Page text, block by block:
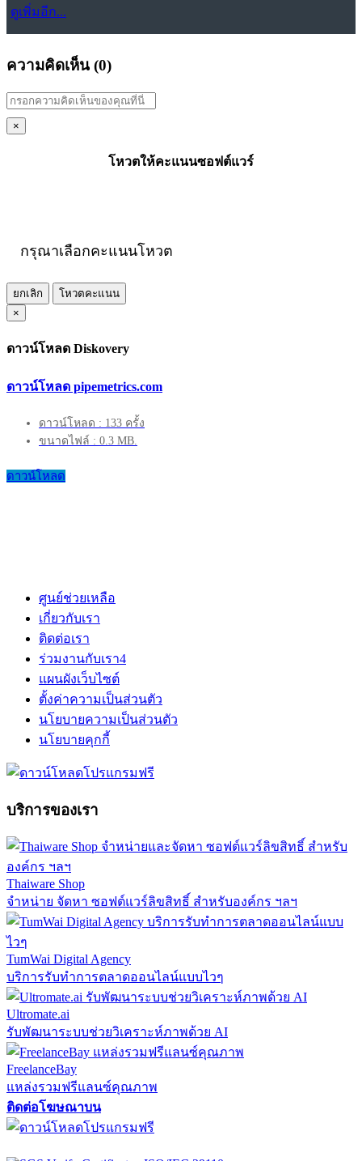
ดูเพิ่มอีก...
ความคิดเห็น (0)
×
โหวตให้คะแนนซอฟต์แวร์
กรุณาเลือกคะแนนโหวต
ยกเลิก
โหวตคะแนน
×
ดาวน์โหลด Diskovery
ดาวน์โหลด pipemetrics.com
ดาวน์โหลด : 133 ครั้ง
ขนาดไฟล์ : 0.3 MB.
ดาวน์โหลด
ศูนย์ช่วยเหลือ
เกี่ยวกับเรา
ติดต่อเรา
ร่วมงานกับเรา4
แผนผังเว็บไซต์
ตั้งค่าความเป็นส่วนตัว
นโยบายความเป็นส่วนตัว
นโยบายคุกกี้
บริการของเรา
Thaiware Shop
จำหน่าย จัดหา ซอฟต์แวร์ลิขสิทธิ์ สำหรับองค์กร ฯลฯ
TumWai Digital Agency
บริการรับทำการตลาดออนไลน์แบบไวๆ
Ultromate.ai
รับพัฒนาระบบช่วยวิเคราะห์ภาพด้วย AI
FreelanceBay
แหล่งรวมฟรีแลนซ์คุณภาพ
ติดต่อโฆษณาบน